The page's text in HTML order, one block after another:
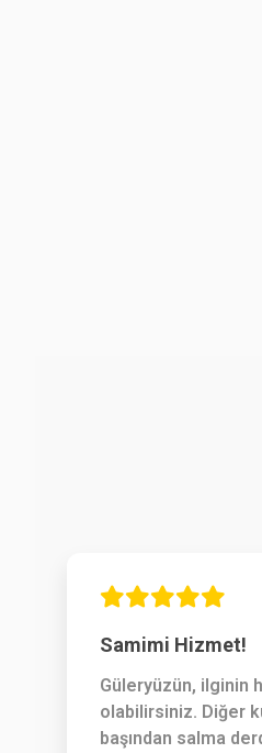
Samimi Hizmet!
Güleryüzün, ilginin
olabilirsiniz. Diğer
başından salma